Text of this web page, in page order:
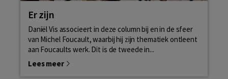
Er zijn
Daniël Vis associeert in deze column bij en in de sfeer
van Michel Foucault, waarbij hij zijn thematiek ontleent
aan Foucaults werk. Dit is de tweede in...
Lees meer